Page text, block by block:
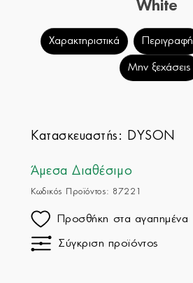
White
Χαρακτηριστικά Περιγραφή
Μην ξεχάσεις
Κατασκευαστής: DYSON
Άμεσα Διαθέσιμο
Κωδικός Προϊόντος: 87221
Προσθήκη στα αγαπημένα
Σύγκριση προϊόντος